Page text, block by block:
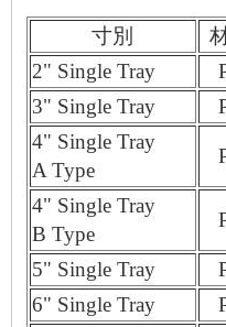
寸別
2" Single Tray
3" Single Tray
4" Single Tray
A Type
4" Single Tray
B Type
5" Single Tray
6" Single Tray